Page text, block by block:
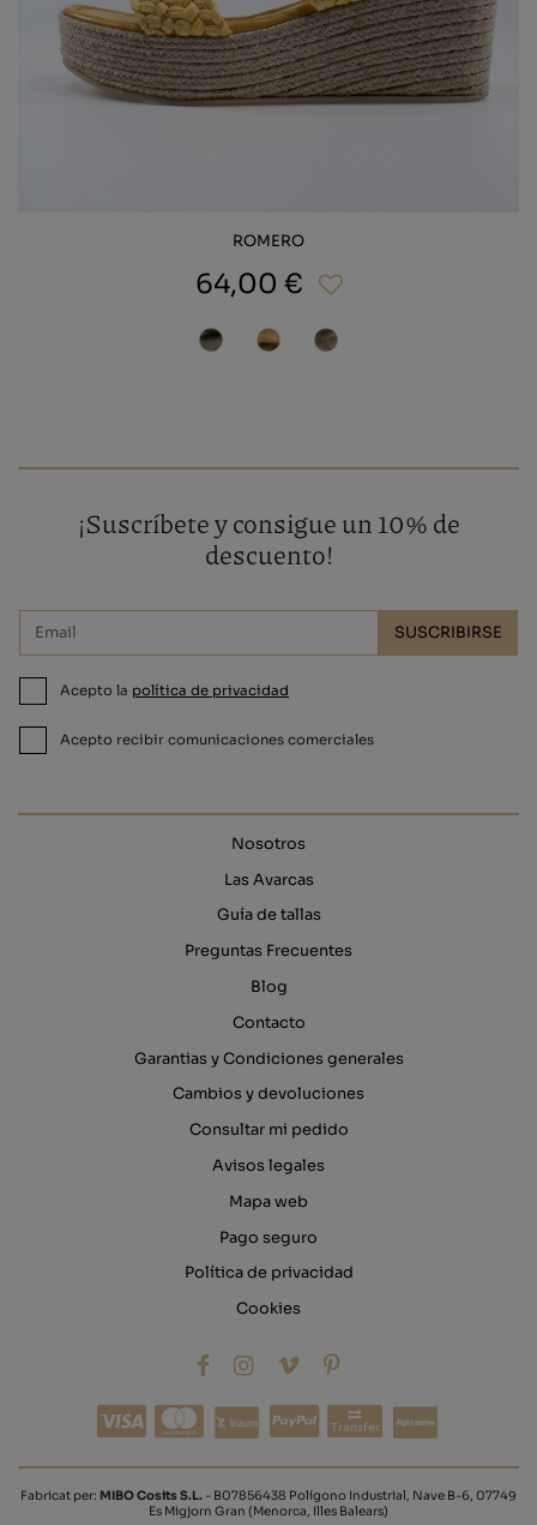
ROMERO
64,00 €
¡Suscríbete y consigue un 10% de
descuento!
SUSCRIBIRSE
Acepto la política de privacidad
Acepto recibir comunicaciones comerciales
Nosotros
Las Avarcas
Guía de tallas
Preguntas Frecuentes
Blog
Contacto
Garantias y Condiciones generales
Cambios y devoluciones
Consultar mi pedido
Avisos legales
Mapa web
Pago seguro
Política de privacidad
Cookies
Transfer
Fabricat per: MIBO Cosits S.L. - B07856438 Polígono Industrial, Nave B-6, 07749
Es Migjorn Gran (Menorca, Illes Balears)